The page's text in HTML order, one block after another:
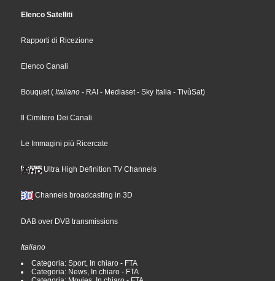
Elenco Satelliti
Rapporti di Ricezione
Elenco Canali
Bouquet ( Italiano - RAI - Mediaset - Sky Italia - TivùSat)
Il Cimitero Dei Canali
Le Immagini più Ricercate
Ultra High Definition TV Channels
Channels broadcasting in 3D
DAB over DVB transmissions
Italiano
Categoria: Sport, In chiaro - FTA
Categoria: News, In chiaro - FTA